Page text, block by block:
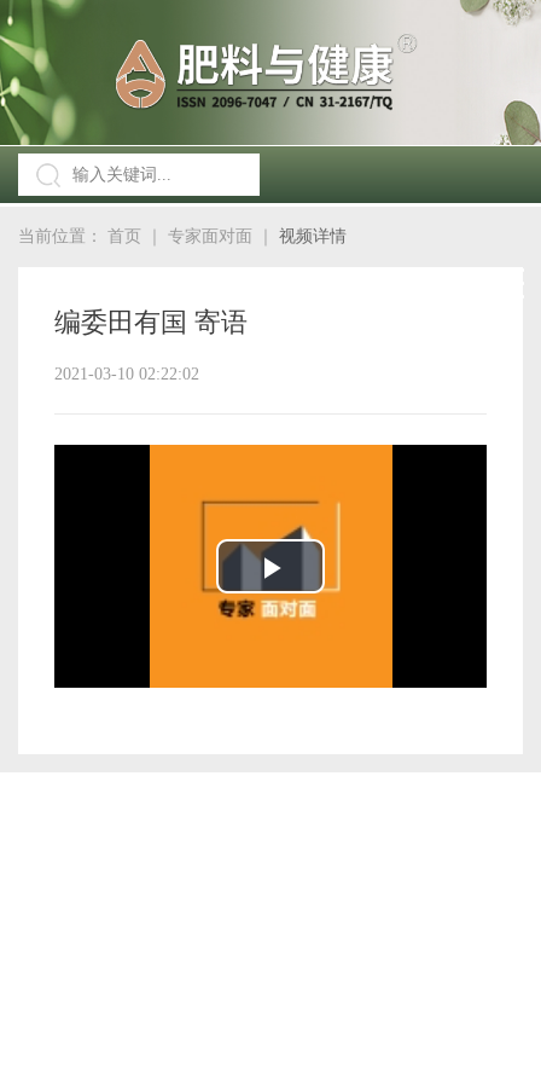
当前位置： 首页 专家面对面 视频详情
编委田有国 寄语
2021-03-10 02:22:02
Play